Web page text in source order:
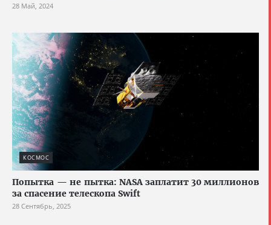
28 Май, 2024
КОСМОС
Попытка — не пытка: NASA заплатит 30 миллионов
за спасение телескопа Swift
28 Сентябрь, 2025